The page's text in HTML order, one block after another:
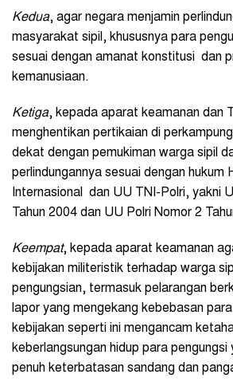
Kedua, agar negara menjamin
masyarakat sipil, khususnya para
sesuai dengan amanat konstitusi dan
kemanusiaan.
Ketiga, kepada aparat keamanan dan
menghentikan pertikaian di
dekat dengan pemukiman warga sipil
perlindungannya sesuai dengan hukum
Internasional dan UU TNI-Polri, yakni
Tahun 2004 dan UU Polri Nomor 2
Keempat, kepada aparat keamanan
kebijakan militeristik terhadap warga
pengungsian, termasuk pelarangan
lapor yang mengekang kebebasan
kebijakan seperti ini mengancam
keberlangsungan hidup para pengungsi
penuh keterbatasan sandang dan